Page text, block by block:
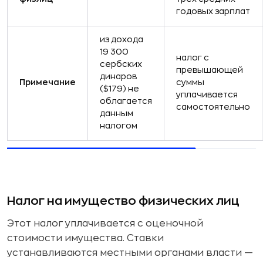
годовых зарплат
Примечание
из дохода
19 300
сербских
динаров
($179) не
облагается
данным
налогом
налог с
превышающей
суммы
уплачивается
самостоятельно
Налог на имущество физических лиц
Этот налог уплачивается с оценочной
стоимости имущества. Ставки
устанавливаются местными органами власти —